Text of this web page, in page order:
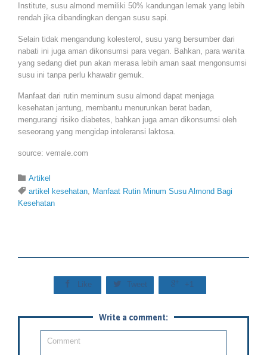
Institute, susu almond memiliki 50% kandungan lemak yang lebih
rendah jika dibandingkan dengan susu sapi.
Selain tidak mengandung kolesterol, susu yang bersumber dari
nabati ini juga aman dikonsumsi para vegan. Bahkan, para wanita
yang sedang diet pun akan merasa lebih aman saat mengonsumsi
susu ini tanpa perlu khawatir gemuk.
Manfaat dari rutin meminum susu almond dapat menjaga
kesehatan jantung, membantu menurunkan berat badan,
mengurangi risiko diabetes, bahkan juga aman dikonsumsi oleh
seseorang yang mengidap intoleransi laktosa.
source: vemale.com
 Category
Artikel
 Tags
artikel kesehatan Manfaat Rutin Minum Susu Almond Bagi
Kesehatan
 Like  Tweet  +1
Write a comment: